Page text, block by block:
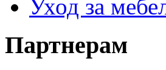
Уход за
Партнерам